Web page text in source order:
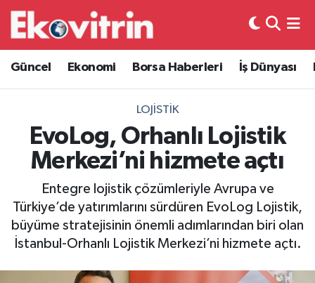
Güncel Ekonomi Borsa Haberleri İş Dünyası
LOJISTIK
EvoLog, Orhanlı Lojistik
Merkezi’ni hizmete açtı
Entegre lojistik çözümleriyle Avrupa ve
Türkiye’de yatırımlarını sürdüren EvoLog Lojistik,
büyüme stratejisinin önemli adımlarından biri olan
İstanbul-Orhanlı Lojistik Merkezi’ni hizmete açtı.
Güncel
Ekonomi
Borsa Haberleri
İş Dünyası
Lojistik
Otovitrin
Asayiş
Hava Durumu
Trafik Durumu
Süper Lig Puan Durumu ve Fikstür
Tüm Manşetler
Son Dakika Haberleri
Haber Arşivi